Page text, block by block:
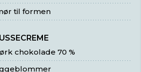
til formen
chokolade 70 %